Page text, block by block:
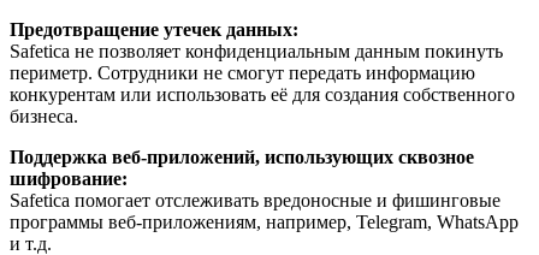
Предотвращение утечек данных:
Safetica не позволяет конфиденциальным данным покинуть
периметр. Сотрудники не смогут передать информацию
конкурентам или использовать её для создания собственного
бизнеса.
Поддержка веб-приложений, использующих сквозное
шифрование:
Safetica помогает отслеживать вредоносные и фишинговые
программы веб-приложениям, например, Telegram, WhatsApp
и т.д.